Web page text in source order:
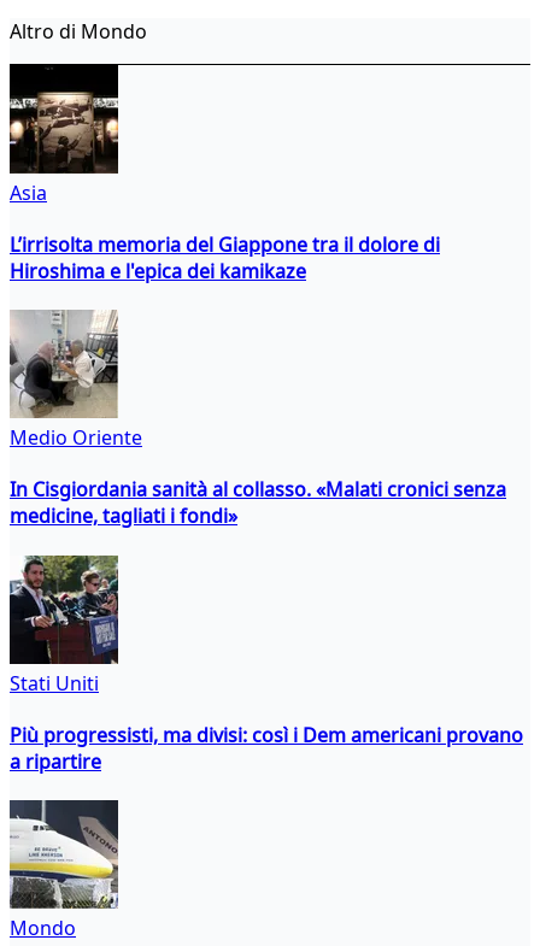
Altro di Mondo
Asia
L’irrisolta memoria del Giappone tra il dolore di
Hiroshima e l'epica dei kamikaze
Medio Oriente
In Cisgiordania sanità al collasso. «Malati cronici senza
medicine, tagliati i fondi»
Stati Uniti
Più progressisti, ma divisi: così i Dem americani provano
a ripartire
Mondo